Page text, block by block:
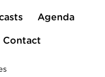
Agenda
Contact